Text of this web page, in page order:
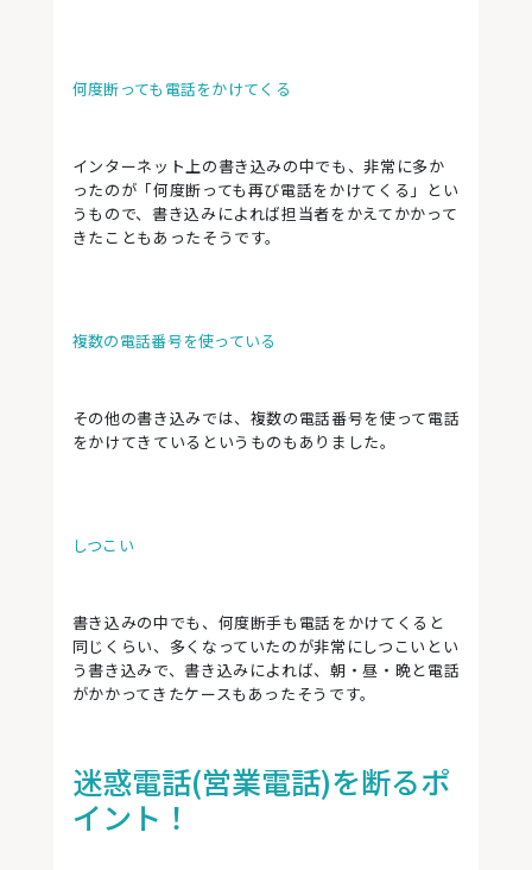
何度断っても電話をかけてくる
インターネット上の書き込みの中でも、非常に多か
ったのが「何度断っても再び電話をかけてくる」とい
うもので、書き込みによれば担当者をかえてかかって
きたこともあったそうです。
複数の電話番号を使っている
その他の書き込みでは、複数の電話番号を使って電話
をかけてきているというものもありました。
しつこい
書き込みの中でも、何度断手も電話をかけてくると
同じくらい、多くなっていたのが非常にしつこいとい
う書き込みで、書き込みによれば、朝・昼・晩と電話
がかかってきたケースもあったそうです。
迷惑電話(営業電話)を断るポ
イント！